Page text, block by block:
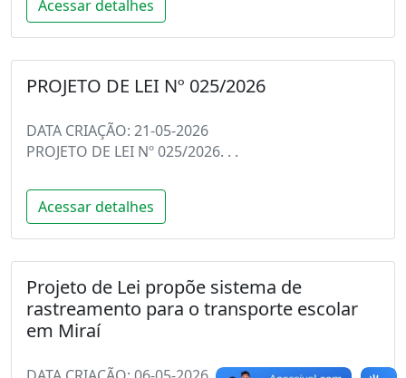
Acessar detalhes
PROJETO DE LEI Nº 025/2026
DATA CRIAÇÃO: 21-05-2026
PROJETO DE LEI Nº 025/2026. . .
Acessar detalhes
Projeto de Lei propõe sistema de
rastreamento para o transporte escolar
em Miraí